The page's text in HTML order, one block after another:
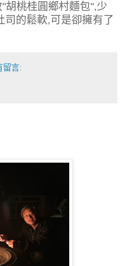
胡桃桂圓鄉村麵包",少
司的鬆軟,可是卻擁有了
留言: